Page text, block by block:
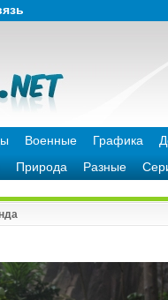
Военные Графика
Природа Разные